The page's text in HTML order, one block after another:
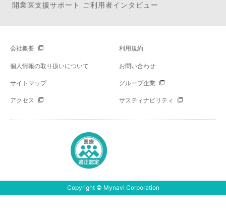
開業医支援サポート ご利用者インタビュー
会社概要 利用規約
個人情報の取り扱いについて お問い合わせ
サイトマップ グループ企業
アクセス サスティナビリティ
Copyright © Mynavi Corporation